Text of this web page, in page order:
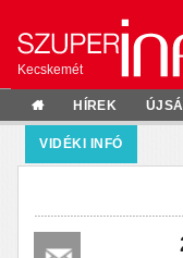
Kecskemét
HÍREK
VIDÉKI INFÓ